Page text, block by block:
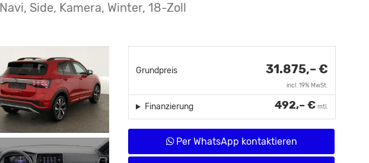
Side, Kamera, Winter, 18-Zoll
Grundpreis 31.875,– €
incl. 19% MwSt.
492,– € mtl.
Finanzierung
Per WhatsApp kontaktieren